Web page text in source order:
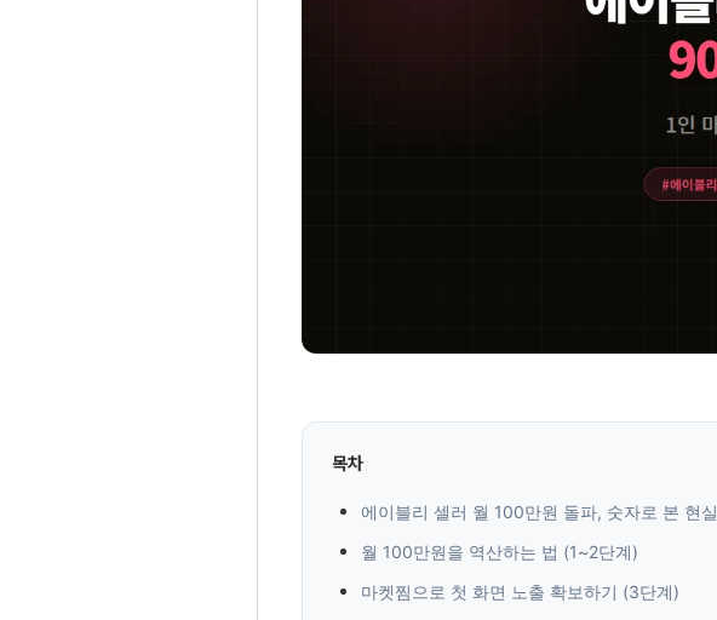
목차
에이블리 셀러 월 100만원 돌파, 숫자로 본 현실
월 100만원을 역산하는 법 (1~2단계)
마켓찜으로 첫 화면 노출 확보하기 (3단계)